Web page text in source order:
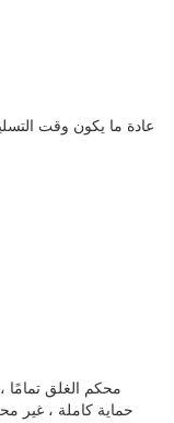
عادة ما يكون وقت التسليم 20-30 يومًا ، ويعتمد على الكمية